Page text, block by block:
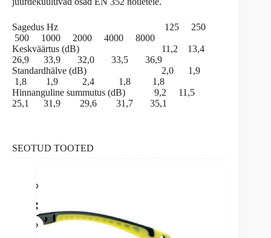
Sagedus Hz 125 250
500 1000 2000 4000 8000
Keskväärtus (dB) 11,2 13,4
26,9 33,9 32,0 33,5 36,9
Standardhälve (dB) 2,0 1,9
1,8 1,9 2,4 1,8 1,8
Hinnanguline summutus (dB) 9,2 11,5
25,1 31,9 29,6 31,7 35,1
SEOTUD TOOTED